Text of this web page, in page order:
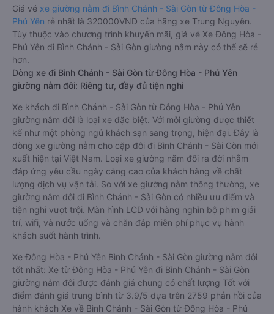
Giá vé xe giường nằm đi Bình Chánh - Sài Gòn từ Đông Hòa -
Phú Yên rẻ nhất là 320000VND của hãng xe Trung Nguyên.
Tùy thuộc vào chương trình khuyến mãi, giá vé Xe Đông Hòa -
Phú Yên đi Bình Chánh - Sài Gòn giường nằm này có thể sẽ rẻ
hơn.
Dòng xe đi Bình Chánh - Sài Gòn từ Đông Hòa - Phú Yên
giường nằm đôi: Riêng tư, đầy đủ tiện nghi
Xe khách đi Bình Chánh - Sài Gòn từ Đông Hòa - Phú Yên
giường nằm đôi là loại xe đặc biệt. Với mỗi giường được thiết
kế như một phòng ngủ khách sạn sang trọng, hiện đại. Đây là
dòng xe giường nằm cho cặp đôi đi Bình Chánh - Sài Gòn mới
xuất hiện tại Việt Nam. Loại xe giường nằm đôi ra đời nhằm
đáp ứng yêu cầu ngày càng cao của khách hàng về chất
lượng dịch vụ vận tải. So với xe giường nằm thông thường, xe
giường nằm đôi đi Bình Chánh - Sài Gòn có nhiều ưu điểm và
tiện nghi vượt trội. Màn hình LCD với hàng nghìn bộ phim giải
trí, wifi, và nước uống và chăn đắp miễn phí phục vụ hành
khách suốt hành trình.
Xe Đông Hòa - Phú Yên Bình Chánh - Sài Gòn giường nằm đôi
tốt nhất: Xe từ Đông Hòa - Phú Yên đi Bình Chánh - Sài Gòn
giường nằm đôi được đánh giá chung có chất lượng Tốt với
điểm đánh giá trung bình từ 3.9/5 dựa trên 2759 phản hồi của
hành khách Xe về Bình Chánh - Sài Gòn từ Đông Hòa - Phú